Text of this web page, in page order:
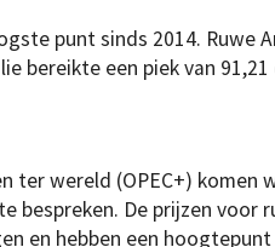
punt sinds 2014. Ruwe
bereikte een piek van
ter wereld (OPEC+) komen
bespreken. De prijzen voor
en hebben een hoogtepunt